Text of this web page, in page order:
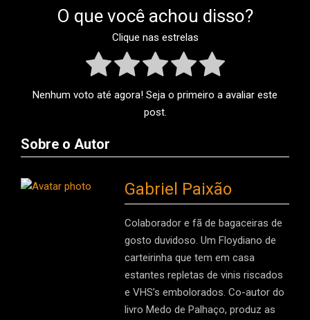
O que você achou disso?
Clique nas estrelas
Nenhum voto até agora! Seja o primeiro a avaliar este
post.
Sobre o Autor
Gabriel Paixão
Colaborador e fã de bagaceiras de
gosto duvidoso. Um Floydiano de
carteirinha que tem em casa
estantes repletas de vinis riscados
e VHS’s embolorados. Co-autor do
livro Medo de Palhaço, produz as